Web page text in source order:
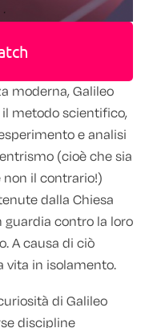
moderna, Galileo
metodo scientifico,
e analisi
(cioè che sia
non il contrario!)
dalla Chiesa
guardia contro la loro
A causa di ciò
vita in isolamento.
di Galileo
discipline